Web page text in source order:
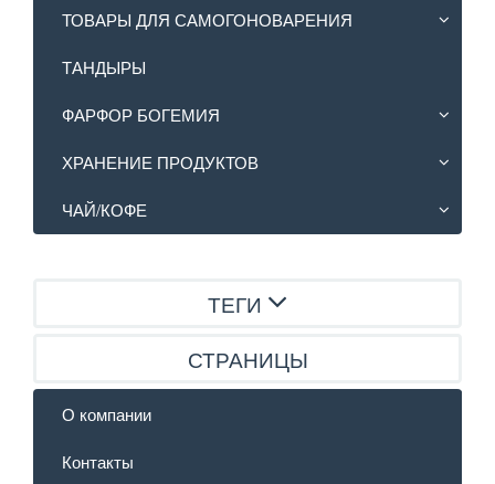
ТОВАРЫ ДЛЯ САМОГОНОВАРЕНИЯ
ТАНДЫРЫ
ФАРФОР БОГЕМИЯ
ХРАНЕНИЕ ПРОДУКТОВ
ЧАЙ/КОФЕ
ТЕГИ
СТРАНИЦЫ
О компании
Контакты